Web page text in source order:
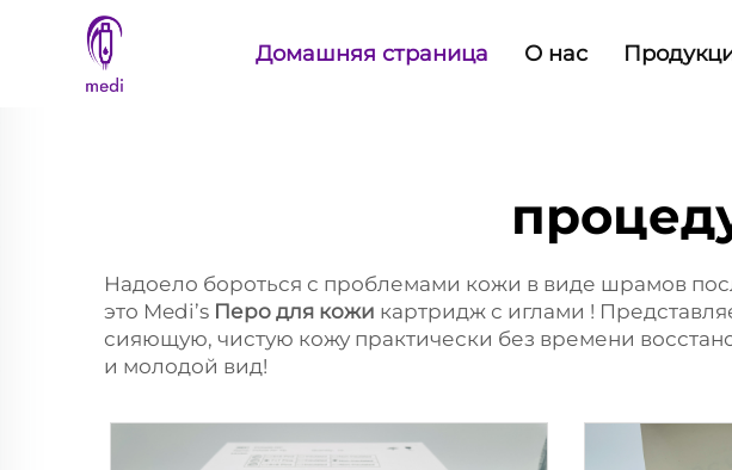
Домашняя страница О нас
Надоело бороться с проблемами кожи в виде шрамов
это Medi’s Перо для кожи картридж с иглами !
сияющую, чистую кожу практически без времени
и молодой вид!